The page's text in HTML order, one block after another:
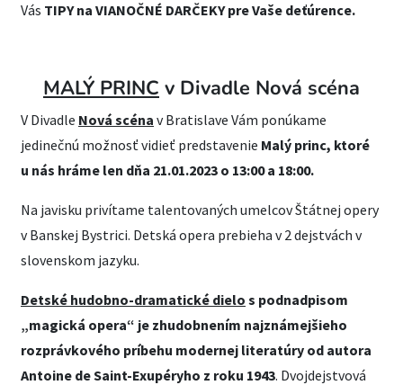
Vás TIPY na VIANOČNÉ DARČEKY pre Vaše deťúrence.
MALÝ PRINC v Divadle Nová scéna
V Divadle Nová scéna v Bratislave Vám ponúkame
jedinečnú možnosť vidieť predstavenie Malý princ, ktoré
u nás hráme len dňa 21.01.2023 o 13:00 a 18:00.
Na javisku privítame talentovaných umelcov Štátnej opery
v Banskej Bystrici. Detská opera prebieha v 2 dejstvách v
slovenskom jazyku.
Detské hudobno-dramatické dielo s podnadpisom
„magická opera“ je zhudobnením najznámejšieho
rozprávkového príbehu modernej literatúry od autora
Antoine de Saint-Exupéryho z roku 1943. Dvojdejstvová